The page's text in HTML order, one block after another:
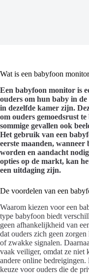
Wat is een babyfoon
Een babyfoon monitor is
ouders om hun baby in
in dezelfde kamer zijn.
om ouders gemoedsrust
sommige gevallen ook
Het gebruik van een
eerste maanden, wanneer
worden en aandacht
opties op de markt, kan
een uitdaging zijn.
De voordelen van een
Waarom kiezen voor een
type babyfoon biedt
geen afhankelijkheid van
dat ouders zich geen
of zwakke signalen.
vaak veiliger, omdat ze
andere online
keuze voor ouders die de